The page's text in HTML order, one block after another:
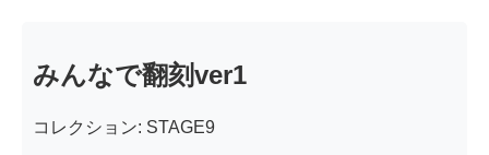
みんなで翻刻ver1
コレクション: STAGE9